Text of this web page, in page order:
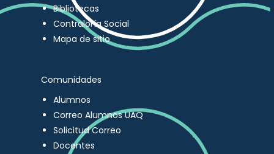
Bibliotecas
Contraloría Social
Mapa de sitio
Comunidades
Alumnos
Correo Alumnos UAQ
Solicitud Correo
Docentes